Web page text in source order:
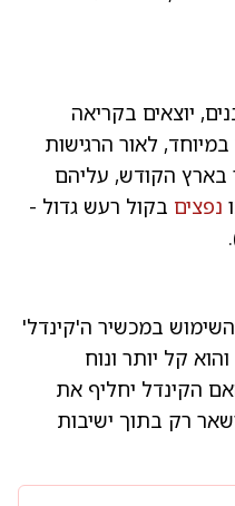
יוצאים בקריאה
לאור הרגישות
הקודש, עליהם
נפצים בקול רעש גדול -
במכשיר ה'קינדל'
קל יותר ונוח
הקינדל יחליף את
רק בתוך ישיבות